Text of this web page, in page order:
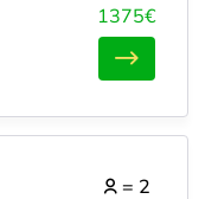
1375€
= 2